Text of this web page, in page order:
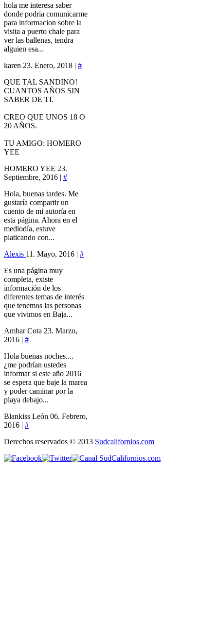
hola me interesa saber
donde podria comunicarme
para informacion sobre la
visita a puerto chale para
ver las ballenas, tendra
alguien esa...
karen 23. Enero, 2018 | #
QUE TAL SANDINO!
CUANTOS AÑOS SIN
SABER DE TI.
CREO QUE UNOS 18 O
20 AÑOS.
TU AMIGO: HOMERO
YEE
HOMERO YEE 23.
Septiembre, 2016 | #
Hola, buenas tardes. Me
gustaría compartir un
cuento de mi autoría en
esta página. Ahora en el
mediodía, estuve
platicando con...
Alexis 11. Mayo, 2016 | #
Es una página muy
completa, existe
información de los
diferentes temas de interés
que tenemos las personas
que vivimos en Baja...
Ambar Cota 23. Marzo,
2016 | #
Hola buenas noches....
¿me podrían ustedes
informar si este año 2016
se espera que baje la marea
y poder caminar por la
playa debajo...
Blankiss León 06. Febrero,
2016 | #
Derechos reservados © 2013 Sudcalifornios.com